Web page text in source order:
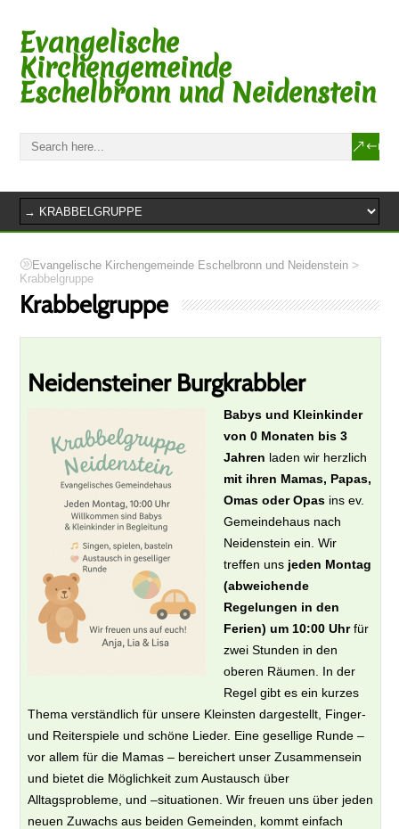
Evangelische
Kirchengemeinde
Eschelbronn und Neidenstein
Evangelische Kirchengemeinde Eschelbronn und Neidenstein >
Krabbelgruppe
Krabbelgruppe
Neidensteiner Burgkrabbler
Babys und Kleinkinder
von 0 Monaten bis 3
Jahren laden wir herzlich
mit ihren Mamas, Papas,
Omas oder Opas ins ev.
Gemeindehaus nach
Neidenstein ein. Wir
treffen uns jeden Montag
(abweichende
Regelungen in den
Ferien) um 10:00 Uhrfür
zwei Stunden in den
oberen Räumen. In der
Regel gibt es ein kurzes
Thema verständlich für unsere Kleinsten dargestellt, Finger-
und Reiterspiele und schöne Lieder. Eine gesellige Runde –
vor allem für die Mamas – bereichert unser Zusammensein
und bietet die Möglichkeit zum Austausch über
Alltagsprobleme, und –situationen. Wir freuen uns über jeden
neuen Zuwachs aus beiden Gemeinden, kommt einfach